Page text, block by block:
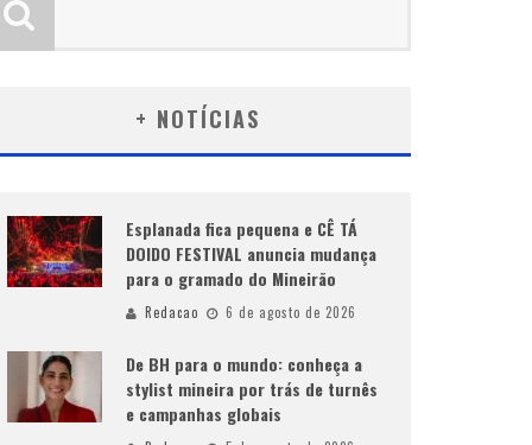
+ NOTÍCIAS
Esplanada fica pequena e CÊ TÁ
DOIDO FESTIVAL anuncia mudança
para o gramado do Mineirão
Redacao 6 de agosto de 2026
De BH para o mundo: conheça a
stylist mineira por trás de turnês
e campanhas globais